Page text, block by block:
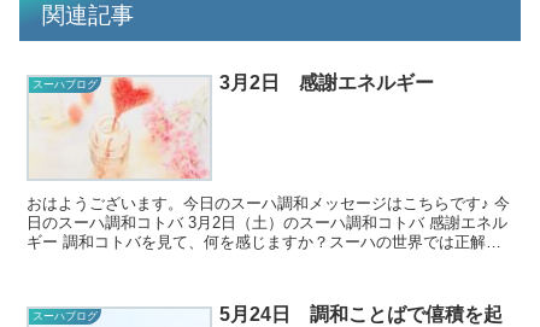
関連記事
スーハブログ 3月2日 感謝エネルギー
おはようございます。今日のスーハ調和メッセージはこちらです♪ 今
日のスーハ調和コトバ 3月2日（土）のスーハ調和コトバ 感謝エネル
ギー 調和コトバを見て、何を感じますか？スーハの世界では正解が
スーハブログ
5月24日 調和ことばで僖積を起